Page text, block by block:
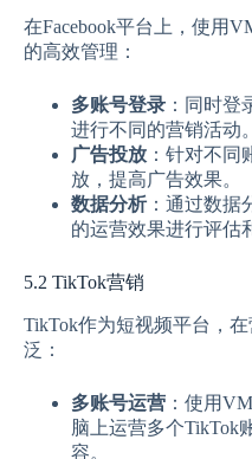
在Facebook平台上，使用
的高效管理：
多账号登录 ：同时登
进行不同的营销活动。
广告投放 ：针对不同
放，提高广告效果。
数据分析：通过数据
的运营效果进行评估
5.2 TikTok营销
TikTok作为短视频平台，
泛：
多账号运营 ：使用
脑上运营多个TikTok
容。